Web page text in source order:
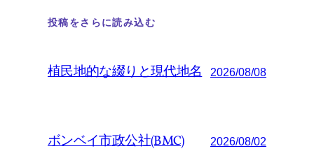
投稿をさらに読み込む
植民地的な綴りと現代地名 2026/08/08
ボンベイ市政公社(BMC) 2026/08/02